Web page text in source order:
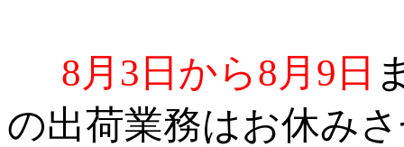
8月3日から8月9日
の出荷業務はお休み